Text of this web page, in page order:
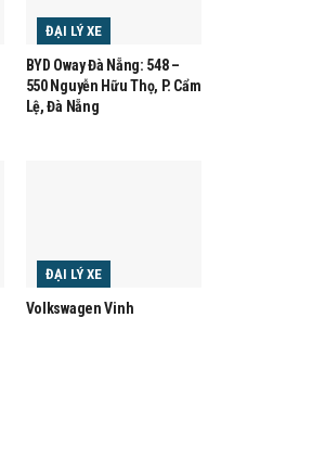
ĐẠI LÝ XE
BYD Oway Đà Nẵng: 548 –
550 Nguyễn Hữu Thọ, P. Cẩm
Lệ, Đà Nẵng
ĐẠI LÝ XE
Volkswagen Vinh